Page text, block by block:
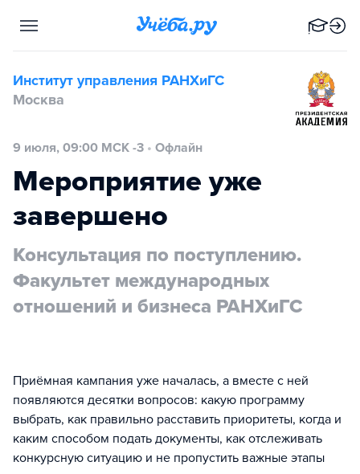
Институт управления РАНХиГС
Москва
9 июля, 09:00 МСК -3 • Офлайн
Мероприятие уже
завершено
Консультация по поступлению.
Факультет международных
отношений и бизнеса РАНХиГС
Приёмная кампания уже началась, а вместе с ней
появляются десятки вопросов: какую программу
выбрать, как правильно расставить приоритеты, когда и
каким способом подать документы, как отслеживать
конкурсную ситуацию и не пропустить важные этапы